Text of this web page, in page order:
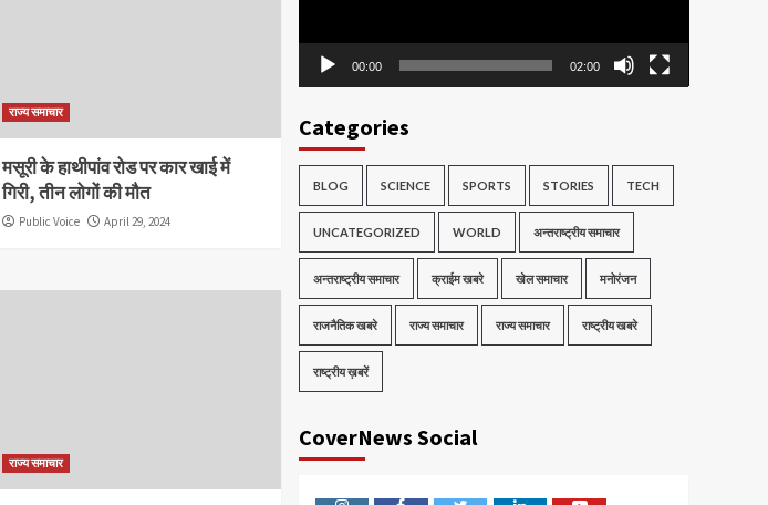
राज्य समाचार
मसूरी के हाथीपांव रोड पर कार खाई में
गिरी, तीन लोगों की मौत
Public Voice April 29, 2024
राज्य समाचार
00:00 02:00
Categories
BLOG SCIENCE SPORTS STORIES TECH
UNCATEGORIZED WORLD अन्तराष्ट्रीय समाचार
अन्तराष्ट्रीय समाचार क्राईम खबरे खेल समाचार मनोरंजन
राजनैतिक खबरे राज्य समाचार राज्य समाचार राष्ट्रीय खबरे
राष्ट्रीय ख़बरें
CoverNews Social